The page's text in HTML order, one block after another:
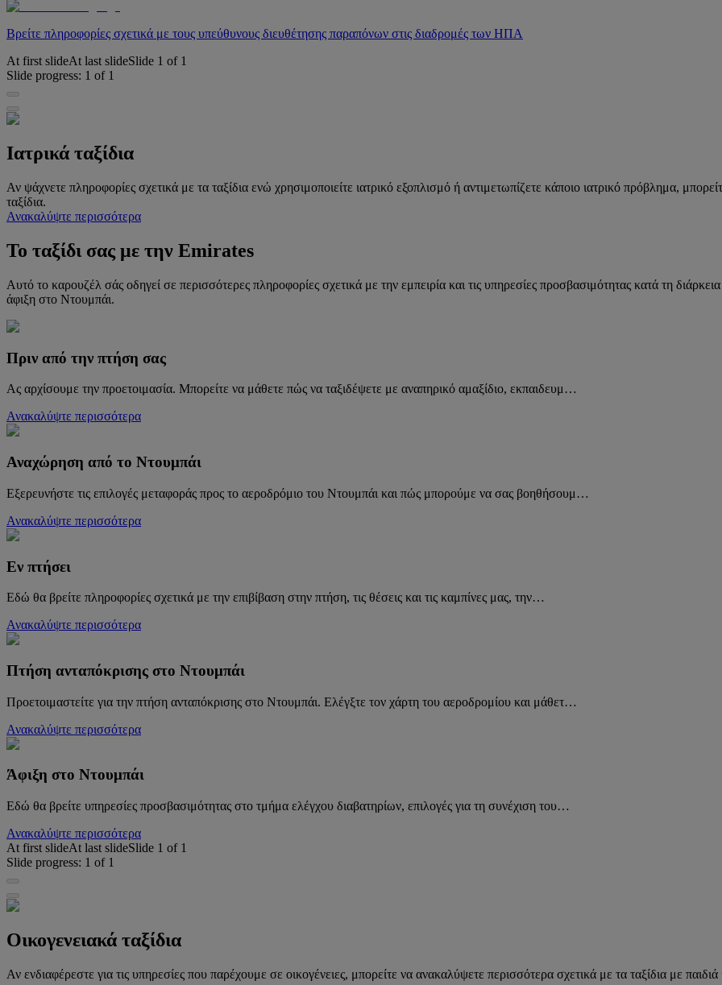
Βρείτε πληροφορίες σχετικά με τους υπεύθυνους διευθέτησης παραπόνων στις διαδρομές των ΗΠΑ
At first slideAt last slideSlide 1 of 1
Slide progress: 1 of 1
Ιατρικά ταξίδια
Αν ψάχνετε πληροφορίες σχετικά με τα ταξίδια ενώ χρησιμοποιείτε ιατρικό εξοπλισμό ή αντιμετωπίζετε κάποιο ιατρικό πρόβλημα,
ταξίδια.
Ανακαλύψτε περισσότερα
Το ταξίδι σας με την Emirates
Αυτό το καρουζέλ σάς οδηγεί σε περισσότερες πληροφορίες σχετικά με την εμπειρία και τις υπηρεσίες προσβασιμότητας κατά τη
άφιξη στο Ντουμπάι.
Πριν από την πτήση σας
Ας αρχίσουμε την προετοιμασία. Μπορείτε να μάθετε πώς να ταξιδέψετε με αναπηρικό αμαξίδιο, εκπαιδευμ…
Ανακαλύψτε περισσότερα
Αναχώρηση από το Ντουμπάι
Εξερευνήστε τις επιλογές μεταφοράς προς το αεροδρόμιο του Ντουμπάι και πώς μπορούμε να σας βοηθήσουμ…
Ανακαλύψτε περισσότερα
Εν πτήσει
Εδώ θα βρείτε πληροφορίες σχετικά με την επιβίβαση στην πτήση, τις θέσεις και τις καμπίνες μας, την…
Ανακαλύψτε περισσότερα
Πτήση ανταπόκρισης στο Ντουμπάι
Προετοιμαστείτε για την πτήση ανταπόκρισης στο Ντουμπάι. Ελέγξτε τον χάρτη του αεροδρομίου και μάθετ…
Ανακαλύψτε περισσότερα
Άφιξη στο Ντουμπάι
Εδώ θα βρείτε υπηρεσίες προσβασιμότητας στο τμήμα ελέγχου διαβατηρίων, επιλογές για τη συνέχιση του…
Ανακαλύψτε περισσότερα
At first slideAt last slideSlide 1 of 1
Slide progress: 1 of 1
Οικογενειακά ταξίδια
Αν ενδιαφέρεστε για τις υπηρεσίες που παρέχουμε σε οικογένειες, μπορείτε να ανακαλύψετε περισσότερα σχετικά με τα ταξίδια με